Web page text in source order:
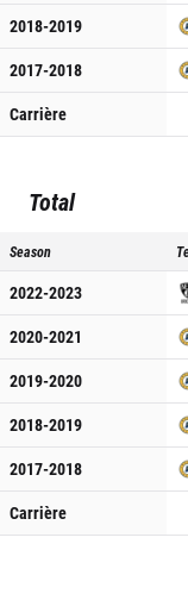
2018-2019
2017-2018
Carrière
Total
Season
2022-2023
2020-2021
2019-2020
2018-2019
2017-2018
Carrière